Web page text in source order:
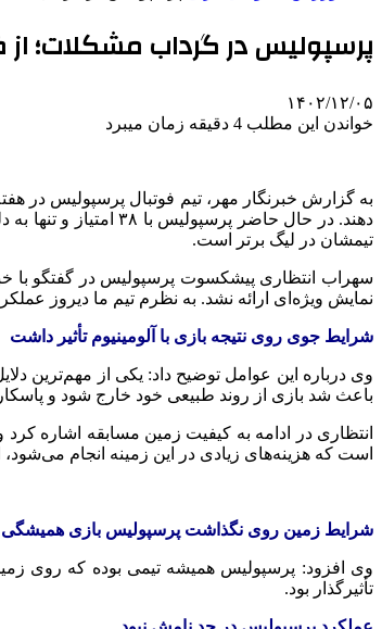
پرسپولیس در گرداب مشکلات؛
۱۴۰۲/۱۲/۰۵
خواندن این مطلب 4 دقیقه زمان میبرد
دهند. در حال حاضر
تیمشان در لیگ برتر است.
سهراب انتظاری پیشکسوت پرسپولیس در گفتگو با
نمایش ویژه‌ای ارائه نشد. به نظرم تیم ما دیروز
شرایط جوی روی نتیجه بازی با آلومینیوم تأثیر داشت
وی درباره این عوامل توضیح داد: یکی از مهم‌ترین
باعث شد بازی از روند طبیعی خود خارج شود و
است که هزینه‌های زیادی در این زمینه انجام می‌شود،
شرایط زمین روی نگذاشت پرسپولیس بازی همیشگی
وی افزود: پرسپولیس همیشه تیمی بوده که روی
تأثیرگذار بود.